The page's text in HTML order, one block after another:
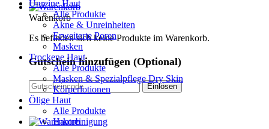
Warenkorb
Es befinden sich keine Produkte im Warenkorb.
Gutschein hinzufügen (Optional)
Unreine Haut
Alle Produkte
Akne & Unreinheiten
Erweiterte Poren
Masken
Trockene Haut
Alle Produkte
Masken & Spezialpflege Dry Skin
Körperlotionen
Ölige Haut
Alle Produkte
Hautreinigung